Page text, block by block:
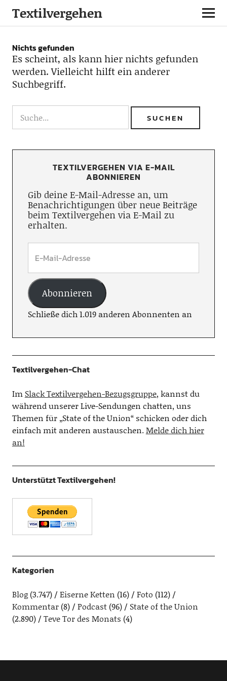
Textilvergehen
Nichts gefunden
Es scheint, als kann hier nichts gefunden
werden. Vielleicht hilft ein anderer
Suchbegriff.
TEXTILVERGEHEN VIA E-MAIL
ABONNIEREN
Gib deine E-Mail-Adresse an, um
Benachrichtigungen über neue Beiträge
beim Textilvergehen via E-Mail zu
erhalten.
Abonnieren
Schließe dich 1.019 anderen Abonnenten an
Textilvergehen-Chat
Im Slack Textilvergehen-Bezugsgruppe, kannst du
während unserer Live-Sendungen chatten, uns
Themen für „State of the Union“ schicken oder dich
einfach mit anderen austauschen.Melde dich hier
an!
Unterstützt Textilvergehen!
Kategorien
Blog(3.747) Eiserne Ketten (16) Foto (112)
Kommentar(8) Podcast(96)
State of the Union
(2.890)
Teve Tor des Monats (4)